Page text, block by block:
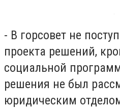
- В горсовет не
проекта решений,
социальной
решения не был
юридическим